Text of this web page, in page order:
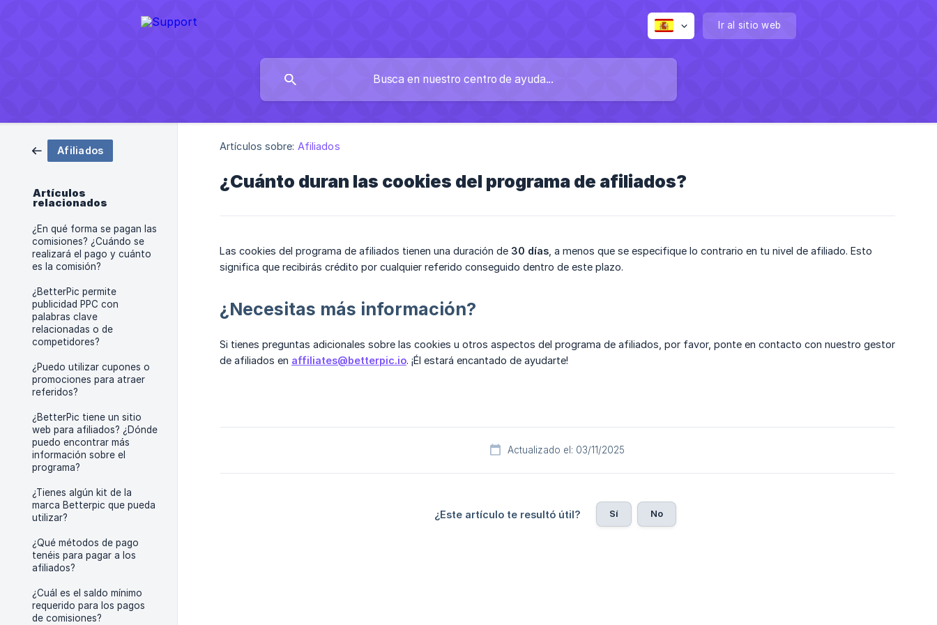
Ir al sitio web
Afiliados
Artículos
relacionados
¿En qué forma se pagan las
comisiones? ¿Cuándo se
realizará el pago y cuánto
es la comisión?
¿BetterPic permite
publicidad PPC con
palabras clave
relacionadas o de
competidores?
¿Puedo utilizar cupones o
promociones para atraer
referidos?
¿BetterPic tiene un sitio
web para afiliados? ¿Dónde
puedo encontrar más
información sobre el
programa?
¿Tienes algún kit de la
marca Betterpic que pueda
utilizar?
¿Qué métodos de pago
tenéis para pagar a los
afiliados?
¿Cuál es el saldo mínimo
requerido para los pagos
de comisiones?
Artículos sobre: Afiliados
¿Cuánto duran las cookies del programa de afiliados?
Las cookies del programa de afiliados tienen una duración de 30 días , a menos que se especifique lo contrario en tu nivel de afiliado. Esto
significa que recibirás crédito por cualquier referido conseguido dentro de este plazo.
¿Necesitas más información?
Si tienes preguntas adicionales sobre las cookies u otros aspectos del programa de afiliados, por favor, ponte en contacto con nuestro gestor
de afiliados en affiliates@betterpic.io. ¡Él estará encantado de ayudarte!
Actualizado el: 03/11/2025
¿Este artículo te resultó útil? Sí No